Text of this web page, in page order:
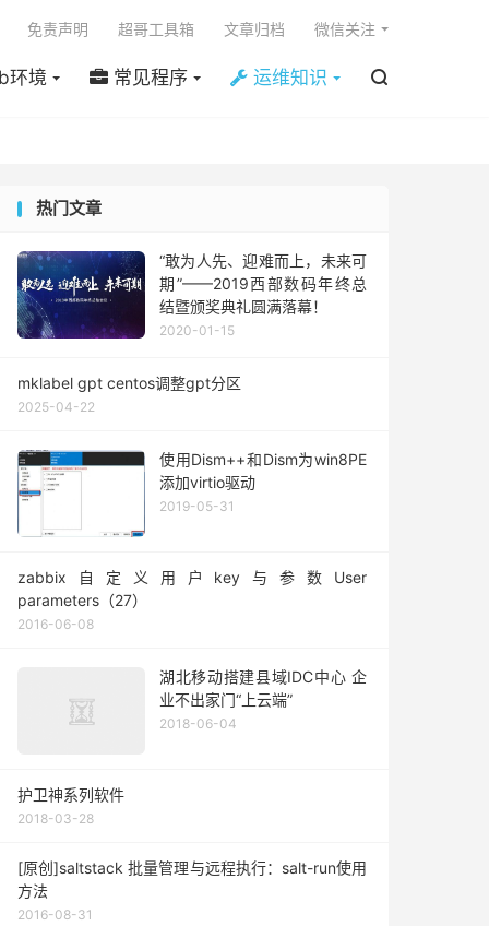
环境 常见程序 运维知识 
免责声明 超哥工具箱 文章归档 微信关注
热门文章
“敢为人先、迎难而上，未来可
期”——2019西部数码年终总
结暨颁奖典礼圆满落幕！
2020-01-15
mklabel gpt centos调整gpt分区
2025-04-22
使用Dism++和Dism为win8PE
添加virtio驱动
2019-05-31
zabbix自定义用户key与参数User
parameters（27）
2016-06-08
湖北移动搭建县域IDC中心 企
业不出家门“上云端”
2018-06-04
护卫神系列软件
2018-03-28
[原创]saltstack 批量管理与远程执行：salt-run使用
方法
2016-08-31